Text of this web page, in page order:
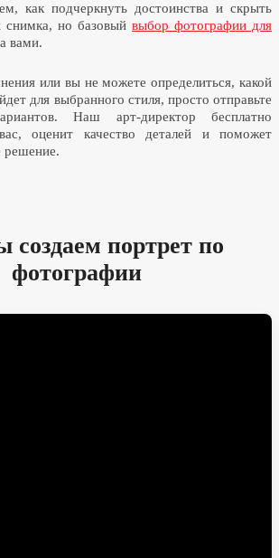
как подчеркнуть достоинства и скрыть
снимка, но базовый выбор фотографии для
вами.
или вы не можете определиться, какой
для выбранного стиля, просто отправьте
Наш арт-директор бесплатно
вас, оценит качество деталей и поможет
решение.
портрет по
фотографии